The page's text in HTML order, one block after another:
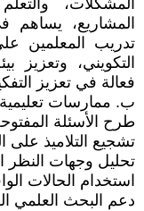
المشكلات،
المشاريع، يساهم
تدريب المعلمين
التكويني، وتعزيز
فعالة في تعزيز
ب. ممارسات تعليمية
طرح الأسئلة
تشجيع التلاميذ
تحليل وجهات النظر
استخدام الحالات
دعم البحث العلمي